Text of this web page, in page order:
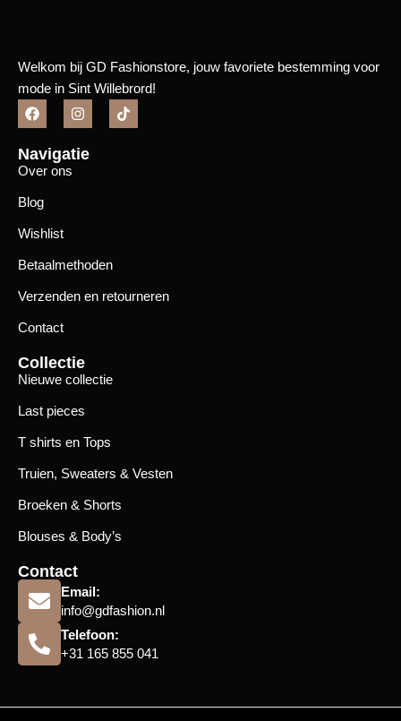
Welkom bij GD Fashionstore, jouw favoriete bestemming voor
mode in Sint Willebrord!
Navigatie
Over ons
Blog
Wishlist
Betaalmethoden
Verzenden en retourneren
Contact
Collectie
Nieuwe collectie
Last pieces
T shirts en Tops
Truien, Sweaters & Vesten
Broeken & Shorts
Blouses & Body’s
Contact
Email:
info@gdfashion.nl
Telefoon:
+31 165 855 041